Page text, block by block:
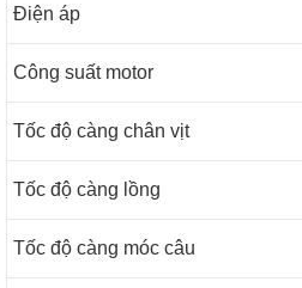
Điện áp
Công suất motor
Tốc độ càng chân vịt
Tốc độ càng lồng
Tốc độ càng móc câu